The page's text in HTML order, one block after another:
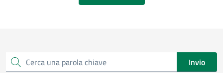
Cerca una parola chiave Invio